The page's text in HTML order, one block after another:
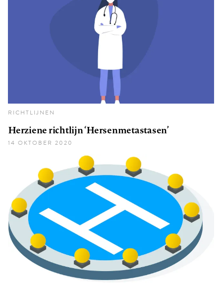
RICHTLIJNEN
Herziene richtlijn ‘Hersenmetastasen’
14 OKTOBER 2020